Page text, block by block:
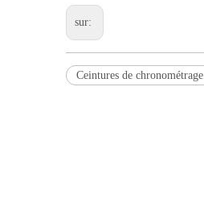
sur:
Ceintures de